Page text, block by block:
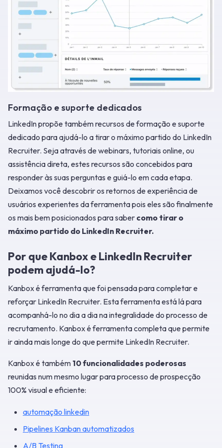
Formação e suporte dedicados
LinkedIn propõe também recursos de formação e suporte
dedicado para ajudá-lo a tirar o máximo partido do LinkedIn
Recruiter. Seja através de webinars, tutoriais online, ou
assistência direta, estes recursos são concebidos para
responder às suas perguntas e guiá-lo em cada etapa.
Deixamos você descobrir os retornos de experiência de
usuários experientes da ferramenta pois eles são finalmente
os mais bem posicionados para saber como tirar o
máximo partido do LinkedIn Recruiter.
Por que Kanbox e LinkedIn Recruiter
podem ajudá-lo?
Kanbox é ferramenta que foi pensada para completar e
reforçar LinkedIn Recruiter. Esta ferramenta está lá para
acompanhá-lo no dia a dia na integralidade do processo de
recrutamento. Kanbox é ferramenta completa que permite
ir ainda mais longe do que permite LinkedIn Recruiter.
Kanbox é também 10 funcionalidades poderosas
reunidas num mesmo lugar para processo de prospecção
100% visual e eficiente:
automação linkedin
Pipelines Kanban automatizados
A/B Testing